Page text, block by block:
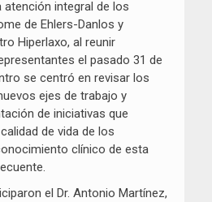
atención integral de los
de Ehlers-Danlos y
Hiperlaxo, al reunir
el pasado 31 de
se centró en revisar los
ejes de trabajo y
de iniciativas que
de vida de los
clínico de esta
el Dr. Antonio Martínez,